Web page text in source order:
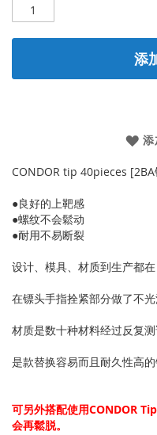
添
添
CONDOR tip 40pieces [2BA
●良好的上靶感
●螺纹不会鬆动
●耐用不易断裂
设计、模具、材质到生产都
在镖头手指拴紧部分做了不
材质是数十种材料经过反复
是款替换容易而且耐久性高
可另外搭配使用CONDOR
会再鬆脱。